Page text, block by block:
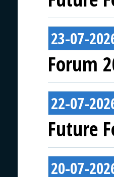
23-07-
Forum
22-07-
Future
20-07-